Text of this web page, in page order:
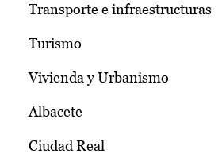
Transporte e infraestructuras
Turismo
Vivienda y Urbanismo
Albacete
Ciudad Real